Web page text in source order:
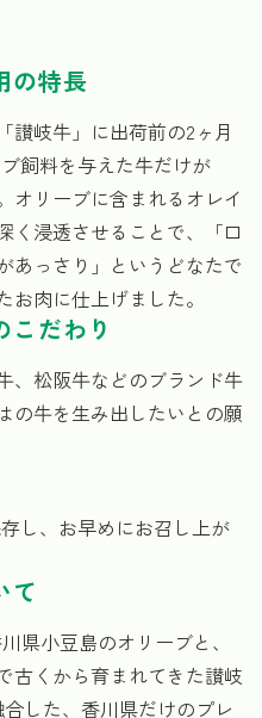
の特長
讃岐牛」に出荷前の2ヶ月
飼料を与えた牛だけが
オリーブに含まれるオレイ
く浸透させることで、「口
あっさり」というどなたで
肉に仕上げました。
こだわり
、松阪牛などのブランド牛
の牛を生み出したいとの願
し、お早めにお召し上が
て
県小豆島のオリーブと、
古くから育まれてきた讃岐
した、香川県だけのプレ